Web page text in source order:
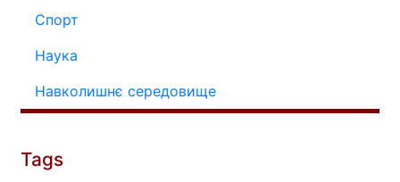
Спорт
Наука
Навколишнє середовище
Tags